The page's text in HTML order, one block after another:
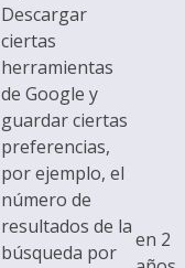
Descargar
ciertas
herramientas
de Google y
guardar ciertas
preferencias,
por ejemplo, el
número de
resultados de la
búsqueda por
en 2